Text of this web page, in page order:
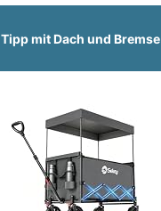
Tipp mit Dach und Bremse